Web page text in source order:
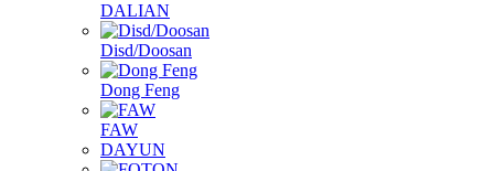
DALIAN
Disd/Doosan
Dong Feng
FAW
DAYUN